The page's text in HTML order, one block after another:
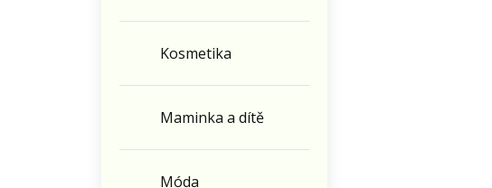
Kosmetika
Maminka a dítě
Móda